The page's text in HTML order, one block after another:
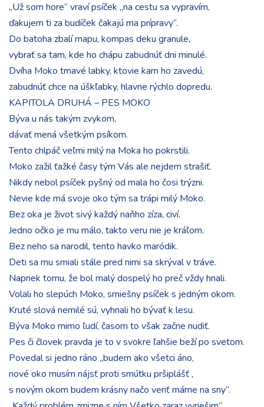
„Už som hore“ vraví psíček „na cestu sa vypravím,
ďakujem ti za budíček čakajú ma prípravy“.
Do batoha zbalí mapu, kompas deku granule,
vybrať sa tam, kde ho chápu zabudnúť dni minulé.
Dvíha Moko tmavé labky, ktovie kam ho zavedú,
zabudnúť chce na úškľabky, hlavne rýchlo dopredu.
KAPITOLA DRUHÁ – PES MOKO
Býva u nás takým zvykom,
dávať mená všetkým psíkom.
Tento chlpáč veľmi milý na Moka ho pokrstili.
Moko zažil ťažké časy tým Vás ale nejdem strašiť.
Nikdy nebol psíček pyšný od mala ho čosi trýzni.
Nevie kde má svoje oko tým sa trápi milý Moko.
Bez oka je život sivý každý naňho zíza, civí.
Jedno očko je mu málo, takto veru nie je kráľom.
Bez neho sa narodil, tento havko maródik.
Deti sa mu smiali stále pred nimi sa skrýval v tráve.
Napriek tomu, že bol malý dospelý ho preč vždy hnali.
Volali ho slepúch Moko, smiešny psíček s jedným okom.
Kruté slová nemilé sú, vyhnali ho bývať k lesu.
Býva Moko mimo ľudí, časom to však začne nudiť.
Pes či človek pravda je to v svokre ľahšie beží po svetom.
Povedal si jedno ráno „budem ako všetci áno,
nové oko musím nájsť proti smútku pršiplášť ,
s novým okom budem krásny načo veriť márne na sny“.